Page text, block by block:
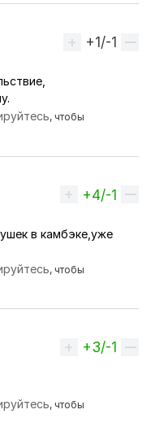
Вверх
+1/-1
, чтобы
Вверх
+4/-1
в камбэке,уже
, чтобы
Вверх
+3/-1
, чтобы